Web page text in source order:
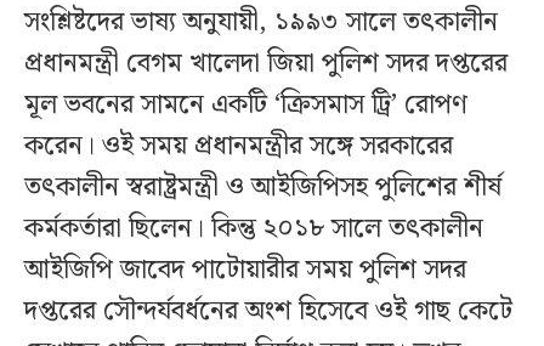
সংশ্লিষ্টদের ভাষ্য অনুযায়ী, ১৯৯৩ সালে তৎকালীন
প্রধানমন্ত্রী বেগম খালেদা জিয়া পুলিশ সদর দপ্তরের
মূল ভবনের সামনে একটি ‘ক্রিসমাস ট্রি’ রোপণ
করেন। ওই সময় প্রধানমন্ত্রীর সঙ্গে সরকারের
তৎকালীন স্বরাষ্ট্রমন্ত্রী ও আইজিপিসহ পুলিশের শীর্ষ
কর্মকর্তারা ছিলেন। কিন্তু ২০১৮ সালে তৎকালীন
আইজিপি জাবেদ পাটোয়ারীর সময় পুলিশ সদর
দপ্তরের সৌন্দর্যবর্ধনের অংশ হিসেবে ওই গাছ কেটে